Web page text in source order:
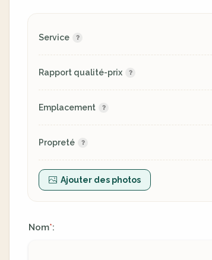
Service
Rapport qualité-prix
Emplacement
Propreté
Ajouter des photos
Nom*: